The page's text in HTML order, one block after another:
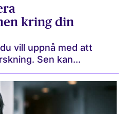
kring din
vill uppnå med att
Sen kan...